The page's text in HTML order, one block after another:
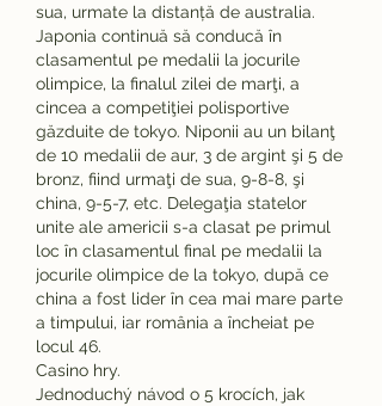
sua, urmate la distanță de australia.
Japonia continuă să conducă în
clasamentul pe medalii la jocurile
olimpice, la finalul zilei de marţi, a
cincea a competiţiei polisportive
găzduite de tokyo. Niponii au un bilanţ
de 10 medalii de aur, 3 de argint şi 5 de
bronz, fiind urmaţi de sua, 9-8-8, şi
china, 9-5-7, etc. Delegaţia statelor
unite ale americii s-a clasat pe primul
loc în clasamentul final pe medalii la
jocurile olimpice de la tokyo, după ce
china a fost lider în cea mai mare parte
a timpului, iar românia a încheiat pe
locul 46.
Casino hry.
Jednoduchý návod o 5 krocích, jak